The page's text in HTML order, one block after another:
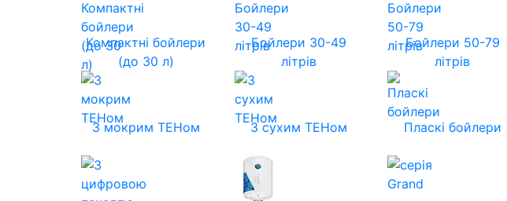
Компактні бойлери
(до 30 л)
Бойлери 30-49
літрів
Бойлери 50-79
літрів
З мокрим ТЕНом З сухим ТЕНом Пласкі бойлери